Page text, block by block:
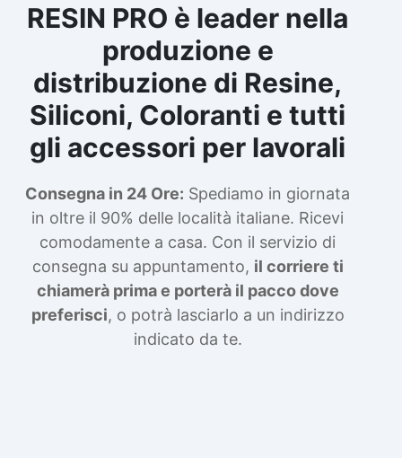
RESIN PRO è leader nella
produzione e
distribuzione di Resine,
Siliconi, Coloranti e tutti
gli accessori per lavorali
Consegna in 24 Ore: Spediamo in giornata
in oltre il 90% delle località italiane. Ricevi
comodamente a casa. Con il servizio di
consegna su appuntamento, il corriere ti
chiamerà prima e porterà il pacco dove
preferisci, o potrà lasciarlo a un indirizzo
indicato da te.